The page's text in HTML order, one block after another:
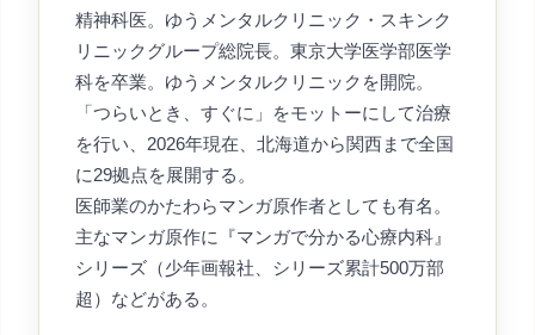
精神科医。ゆうメンタルクリニック・スキンク
リニックグループ総院長。東京大学医学部医学
科を卒業。ゆうメンタルクリニックを開院。
「つらいとき、すぐに」をモットーにして治療
を行い、2026年現在、北海道から関西まで全国
に29拠点を展開する。
医師業のかたわらマンガ原作者としても有名。
主なマンガ原作に『マンガで分かる心療内科』
シリーズ（少年画報社、シリーズ累計500万部
超）などがある。